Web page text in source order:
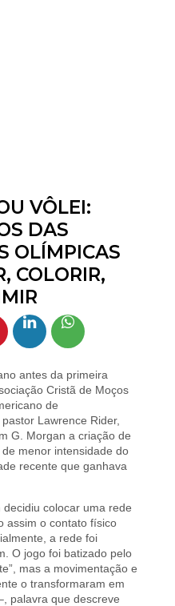
VÔLEI:
DAS
OLÍMPICAS
COLORIR,
antes da primeira
Cristã de Moços
de
Lawrence Rider,
G. Morgan a criação de
menor intensidade do
recente que ganhava
colocar uma rede
assim o contato físico
a rede foi
O jogo foi batizado pelo
mas a movimentação e
o transformaram em
palavra que descreve